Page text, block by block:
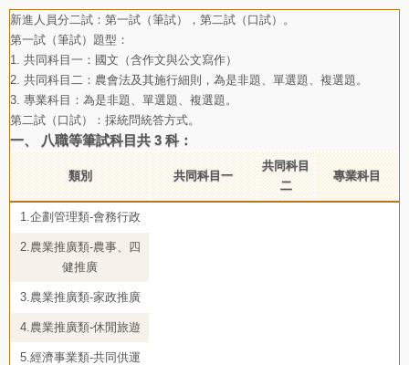
新進人員分二試：第一試（筆試），第二試（口試）。
第一試（筆試）題型：
1. 共同科目一：國文（含作文與公文寫作）
2. 共同科目二：農會法及其施行細則，為是非題、單選題、複選題。
3. 專業科目：為是非題、單選題、複選題。
第二試（口試）：採統問統答方式。
一、 八職等筆試科目共 3 科：
類別 共同科目一
共同科目
二
專業科目
1.企劃管理類-會務行政
2.農業推廣類-農事、四
健推廣
3.農業推廣類-家政推廣
4.農業推廣類-休閒旅遊
5.經濟事業類-共同供運